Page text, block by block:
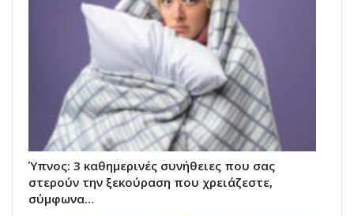
Ύπνος: 3 καθημερινές συνήθειες που σας
στερούν την ξεκούραση που χρειάζεστε,
σύμφωνα…